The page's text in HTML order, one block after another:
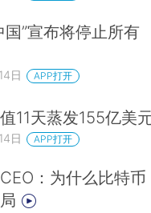
国”宣布将停止所有
日 APP打开
11天蒸发155亿美
日 APP打开
：为什么比特币